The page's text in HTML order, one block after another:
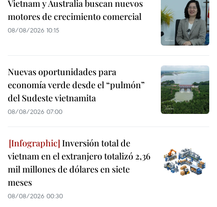
Vietnam y Australia buscan nuevos
motores de crecimiento comercial
08/08/2026 10:15
Nuevas oportunidades para
economía verde desde el “pulmón”
del Sudeste vietnamita
08/08/2026 07:00
Inversión total de
vietnam en el extranjero totalizó 2,36
mil millones de dólares en siete
meses
08/08/2026 00:30